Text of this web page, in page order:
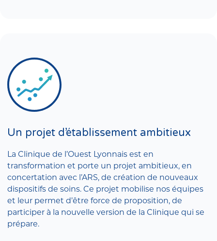
Un projet d’établissement ambitieux
La Clinique de l’Ouest Lyonnais est en
transformation et porte un projet ambitieux, en
concertation avec l’ARS, de création de nouveaux
dispositifs de soins. Ce projet mobilise nos équipes
et leur permet d’être force de proposition, de
participer à la nouvelle version de la Clinique qui se
prépare.